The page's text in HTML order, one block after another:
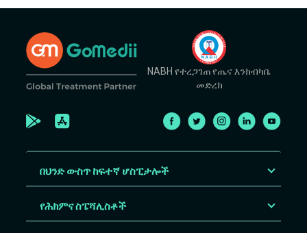
NABH የተረጋገጠ የጤና እንክብካቤ
መድረክ
በህንድ ውስጥ ከፍተኛ ሆስፒታሎች
የሕክምና ስፔሻሊስቶች